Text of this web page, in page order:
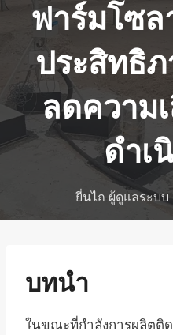
ฟาร์มโซล
ประสิทธิ
ลดความ
ดำเ
ยี่นไถ ผู้ดูแลระบบ
บทนำ
ในขณะที่กำลังการผลิตติ